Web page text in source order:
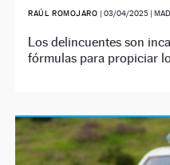
RAÚL ROMOJARO | 03/04/2025|
Los delincuentes son
fórmulas para propiciar